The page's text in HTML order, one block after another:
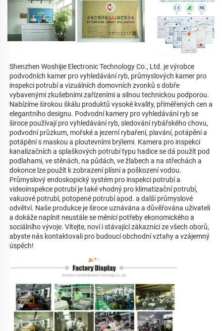
Shenzhen Woshijie Electronic Technology Co., Ltd. je výrobce
podvodních kamer pro vyhledávání ryb, průmyslových kamer pro
inspekci potrubí a vizuálních domovních zvonků s dobře
vybavenými zkušebními zařízeními a silnou technickou podporou.
Nabízíme širokou škálu produktů vysoké kvality, přiměřených cen a
elegantního designu. Podvodní kamery pro vyhledávání ryb se
široce používají pro vyhledávání ryb, sledování rybářského chovu,
podvodní průzkum, mořské a jezerní rybaření, plavání, potápění a
potápění s maskou a ploutevními brýlemi. Kamera pro inspekci
kanalizačních a splaškových potrubí typu hadice se dá použít pod
podlahami, ve stěnách, na půdách, ve žlabech a na střechách a
dokonce lze použít k zobrazení plísní a poškození vodou.
Průmyslový endoskopický systém pro inspekci potrubí a
videoinspekce potrubí je také vhodný pro klimatizační potrubí,
vakuové potrubí, potopené potrubí apod. a další průmyslové
odvětví. Naše produkce je široce uznávána a důvěřována uživateli
a dokáže naplnit neustále se měnící potřeby ekonomického a
sociálního vývoje. Vítejte, noví i stávající zákazníci ze všech oborů,
abyste nás kontaktovali pro budoucí obchodní vztahy a vzájemný
úspěch!